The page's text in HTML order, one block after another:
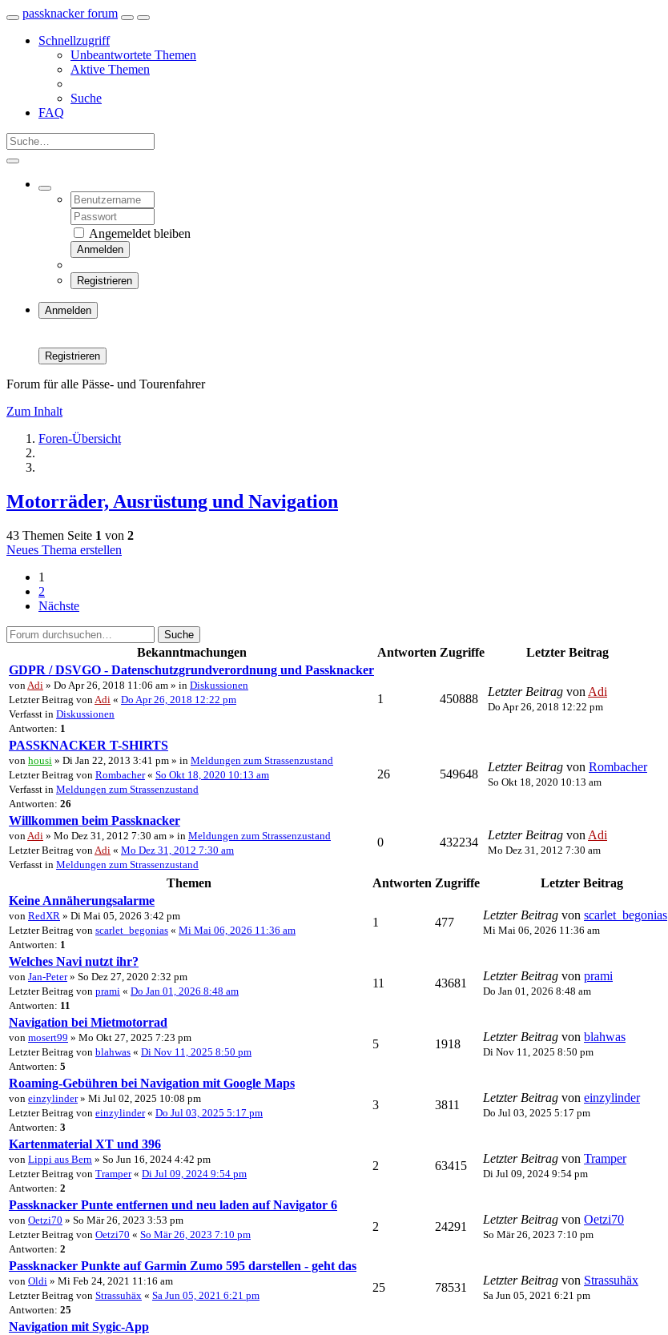
passknacker forum
Schnellzugriff
Unbeantwortete Themen
Aktive Themen
Suche
FAQ
Angemeldet bleiben
Anmelden
Registrieren
Anmelden
Registrieren
Forum für alle Pässe- und Tourenfahrer
Zum Inhalt
Foren-Übersicht
Motorräder, Ausrüstung und Navigation
43 Themen Seite 1 von 2
Neues Thema erstellen
1
2
Nächste
Suche
Bekanntmachungen Antworten Zugriffe
Letzter Beitrag
GDPR / DSVGO - Datenschutzgrundverordnung und Passknacker
von Adi » Do Apr 26, 2018 11:06 am » in Diskussionen
Letzter Beitrag von Adi « Do Apr 26, 2018 12:22 pm
Verfasst in Diskussionen
Antworten: 1
1 450888
Letzter Beitrag von Adi
Do Apr 26, 2018 12:22 pm
PASSKNACKER T-SHIRTS
von housi » Di Jan 22, 2013 3:41 pm » in Meldungen zum Strassenzustand
Letzter Beitrag von Rombacher« So Okt 18, 2020 10:13 am
Verfasst in Meldungen zum Strassenzustand
Antworten: 26
26 549648
Letzter Beitrag von Rombacher
So Okt 18, 2020 10:13 am
Willkommen beim Passknacker
von Adi » Mo Dez 31, 2012 7:30 am » in Meldungen zum Strassenzustand
Letzter Beitrag von Adi « Mo Dez 31, 2012 7:30 am
Verfasst in Meldungen zum Strassenzustand
0 432234
Letzter Beitrag von Adi
Mo Dez 31, 2012 7:30 am
Themen Antworten Zugriffe
Letzter Beitrag
Keine Annäherungsalarme
von RedXR » Di Mai 05, 2026 3:42 pm
Letzter Beitrag von scarlet_begonias « Mi Mai 06, 2026 11:36 am
Antworten: 1
1 477
Letzter Beitrag von scarlet_begonias
Mi Mai 06, 2026 11:36 am
Welches Navi nutzt ihr?
von Jan-Peter» So Dez 27, 2020 2:32 pm
Letzter Beitrag von prami « Do Jan 01, 2026 8:48 am
Antworten: 11
11 43681
Letzter Beitrag von prami
Do Jan 01, 2026 8:48 am
Navigation bei Mietmotorrad
von mosert99 » Mo Okt 27, 2025 7:23 pm
Letzter Beitrag von blahwas « Di Nov 11, 2025 8:50 pm
Antworten: 5
5 1918
Letzter Beitrag von blahwas
Di Nov 11, 2025 8:50 pm
Roaming-Gebühren bei Navigation mit Google Maps
von einzylinder» Mi Jul 02, 2025 10:08 pm
Letzter Beitrag von einzylinder« Do Jul 03, 2025 5:17 pm
Antworten: 3
3 3811
Letzter Beitrag von einzylinder
Do Jul 03, 2025 5:17 pm
Kartenmaterial XT und 396
von Lippi aus Bern » So Jun 16, 2024 4:42 pm
Letzter Beitrag von Tramper« Di Jul 09, 2024 9:54 pm
Antworten: 2
2 63415
Letzter Beitrag von Tramper
Di Jul 09, 2024 9:54 pm
Passknacker Punte entfernen und neu laden auf Navigator 6
von Oetzi70 » So Mär 26, 2023 3:53 pm
Letzter Beitrag von Oetzi70 « So Mär 26, 2023 7:10 pm
Antworten: 2
2 24291
Letzter Beitrag von Oetzi70
So Mär 26, 2023 7:10 pm
Passknacker Punkte auf Garmin Zumo 595 darstellen - geht das
von Oldi » Mi Feb 24, 2021 11:16 am
Letzter Beitrag von Strassuhäx « Sa Jun 05, 2021 6:21 pm
Antworten: 25
25 78531
Letzter Beitrag von Strassuhäx
Sa Jun 05, 2021 6:21 pm
Navigation mit Sygic-App